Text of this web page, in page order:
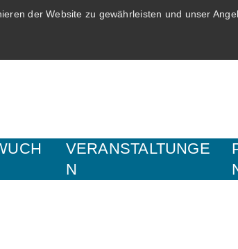
der Website zu gewährleisten und unser
VERANSTALTUNGE
N